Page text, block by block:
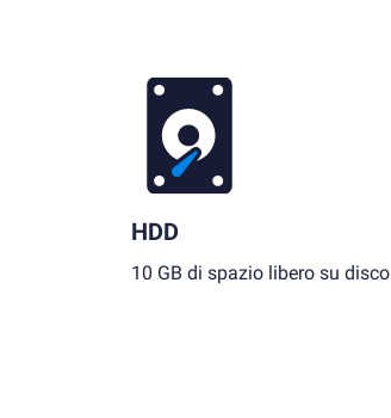
HDD
10 GB di spazio libero su disco